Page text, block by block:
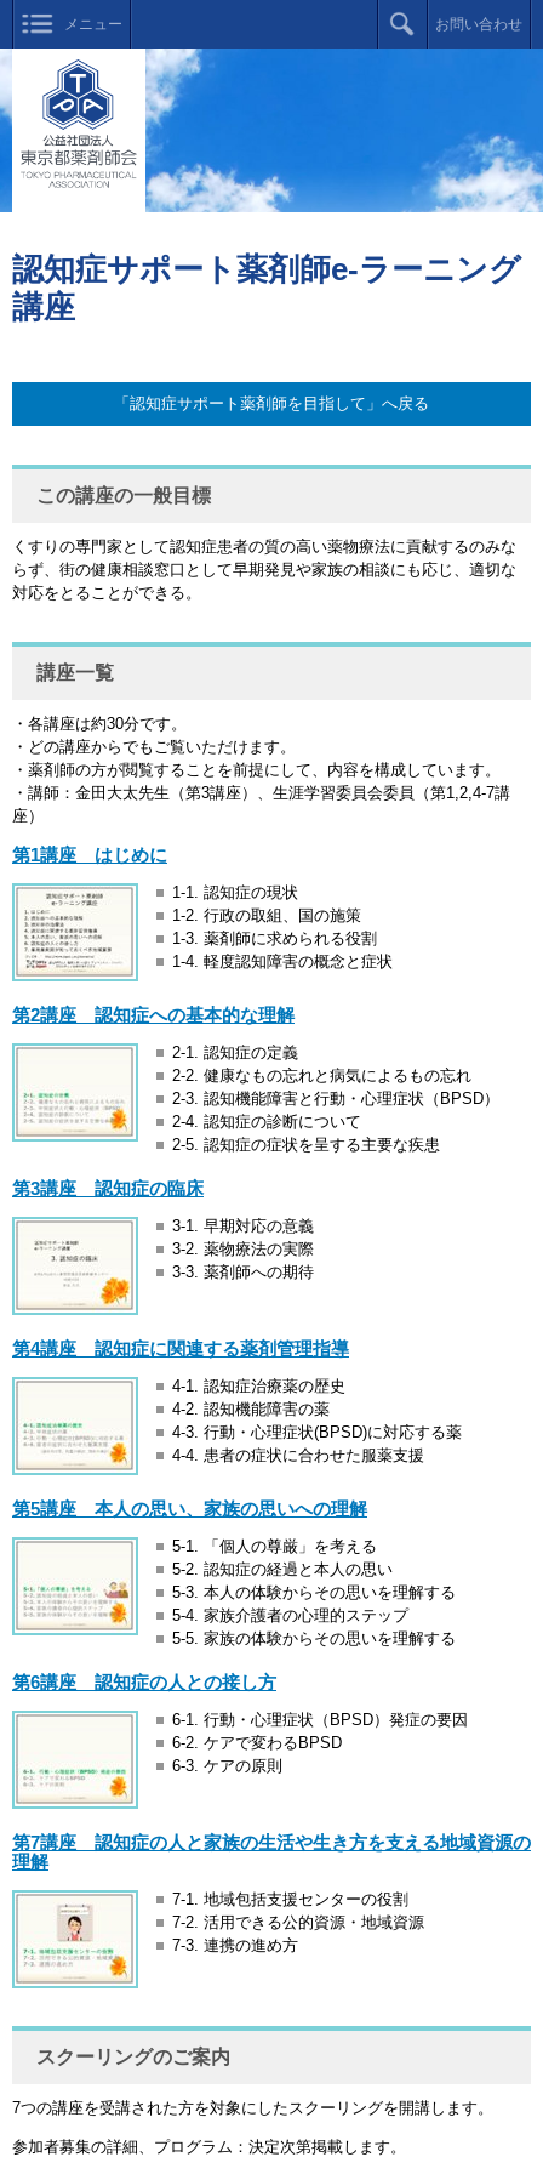
メニュー お問い合わせ
認知症サポート薬剤師e-ラーニング
講座
「認知症サポート薬剤師を目指して」へ戻る
この講座の一般目標
くすりの専門家として認知症患者の質の高い薬物療法に貢献するのみな
らず、街の健康相談窓口として早期発見や家族の相談にも応じ、適切な
対応をとることができる。
講座一覧
・各講座は約30分です。
・どの講座からでもご覧いただけます。
・薬剤師の方が閲覧することを前提にして、内容を構成しています。
・講師：金田大太先生（第3講座）、生涯学習委員会委員（第1,2,4-7講
座）
第1講座 はじめに
1-1. 認知症の現状
1-2. 行政の取組、国の施策
1-3. 薬剤師に求められる役割
1-4. 軽度認知障害の概念と症状
第2講座 認知症への基本的な理解
2-1. 認知症の定義
2-2. 健康なもの忘れと病気によるもの忘れ
2-3. 認知機能障害と行動・心理症状（BPSD）
2-4. 認知症の診断について
2-5. 認知症の症状を呈する主要な疾患
第3講座 認知症の臨床
3-1. 早期対応の意義
3-2. 薬物療法の実際
3-3. 薬剤師への期待
第4講座 認知症に関連する薬剤管理指導
4-1. 認知症治療薬の歴史
4-2. 認知機能障害の薬
4-3. 行動・心理症状(BPSD)に対応する薬
4-4. 患者の症状に合わせた服薬支援
第5講座 本人の思い、家族の思いへの理解
5-1. 「個人の尊厳」を考える
5-2. 認知症の経過と本人の思い
5-3. 本人の体験からその思いを理解する
5-4. 家族介護者の心理的ステップ
5-5. 家族の体験からその思いを理解する
第6講座 認知症の人との接し方
6-1. 行動・心理症状（BPSD）発症の要因
6-2. ケアで変わるBPSD
6-3. ケアの原則
第7講座 認知症の人と家族の生活や生き方を支える地域資源の
理解
7-1. 地域包括支援センターの役割
7-2. 活用できる公的資源・地域資源
7-3. 連携の進め方
スクーリングのご案内
7つの講座を受講された方を対象にしたスクーリングを開講します。
参加者募集の詳細、プログラム：決定次第掲載します。